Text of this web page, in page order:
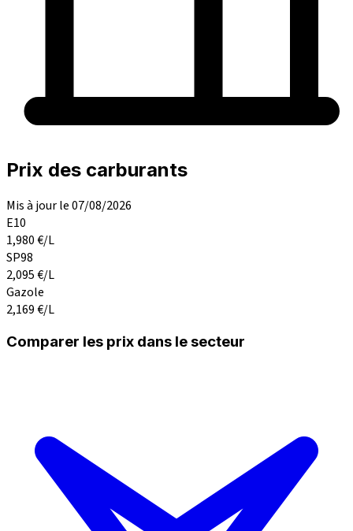
Prix des carburants
Mis à jour le 07/08/2026
E10
1,980€/L
SP98
2,095€/L
Gazole
2,169€/L
Comparer les prix dans le secteur